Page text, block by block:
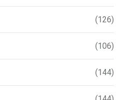
(126)
(106)
(144)